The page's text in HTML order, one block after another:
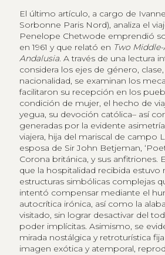
El último artículo, a cargo de
Sorbonne Paris Nord), analiza el
Penelope Chetwode emprendió
en 1961 y que relató en Two
Andalusia. A través de una lectura
considera los ejes de género,
nacionalidad, se examinan los
facilitaron su recepción en los
condición de mujer, el hecho de
yegua, su devoción católica– así
generadas por la evidente
viajera, hija del mariscal de campo
esposa de Sir John Betjeman,
Corona británica, y sus anfitriones.
que la hospitalidad recibida estuvo
estructuras simbólicas complejas
intentó compensar mediante el
autocrítica irónica, así como la
visitado, sin lograr desactivar del
poder implícitas. Asimismo, se
mirada nostálgica y retroturística
imagen exótica y atemporal,